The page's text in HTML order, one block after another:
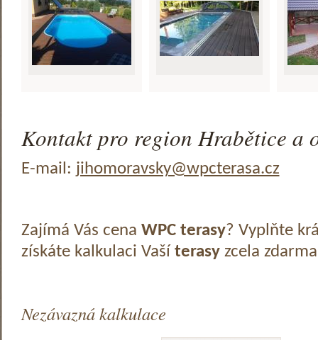
Kontakt pro region Hrabětice a
E-mail: jihomoravsky@wpcterasa.cz
Zajímá Vás cena WPC terasy? Vyplňte
získáte kalkulaci Vaší terasyzcela
Nezávazná kalkulace